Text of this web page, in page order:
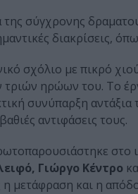
σύγχρονης
διακρίσεις,
σχόλιο με πικρό
τριών ηρώων του. Το
συνύπαρξη
αντιφάσεις τους.
στο
Γιώργο Κέντρο
μετάφραση και η